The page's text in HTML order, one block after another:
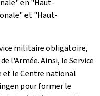
en "Haut-
et "Haut-
militaire obligatoire,
l'Armée. Ainsi, le Service
et le Centre national
pour former le